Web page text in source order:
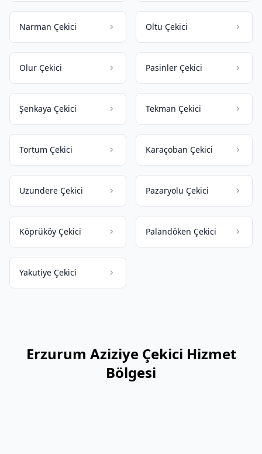
Narman Çekici Oltu Çekici
Olur Çekici Pasinler Çekici
Şenkaya Çekici Tekman Çekici
Tortum Çekici Karaçoban Çekici
Uzundere Çekici Pazaryolu Çekici
Köprüköy Çekici Palandöken Çekici
Yakutiye Çekici
Erzurum Aziziye Çekici Hizmet
Bölgesi